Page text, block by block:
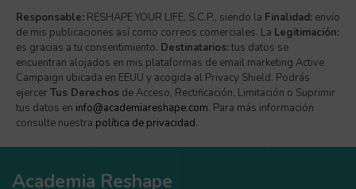
Responsable: RESHAPE YOUR LIFE, S.C.P., siendo la Finalidad: envío
de mis publicaciones así como correos comerciales. La Legitimación:
es gracias a tu consentimiento. Destinatarios:tus datos se
encuentran alojados en mis plataformas de email marketing Active
Campaign ubicada en EEUU y acogida al Privacy Shield. Podrás
ejercer Tus Derechos de Acceso, Rectificación, Limitación o Suprimir
tus datos en info@academiareshape.com. Para más información
consulte nuestra política de privacidad.
Academia Reshape